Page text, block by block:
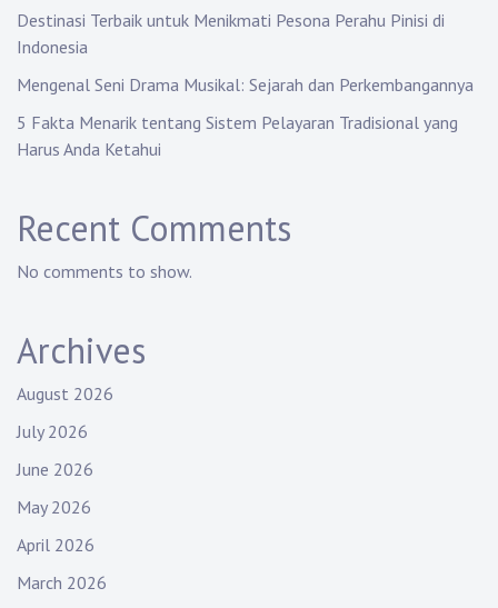
Destinasi Terbaik untuk Menikmati Pesona Perahu Pinisi di
Indonesia
Mengenal Seni Drama Musikal: Sejarah dan Perkembangannya
5 Fakta Menarik tentang Sistem Pelayaran Tradisional yang
Harus Anda Ketahui
Recent Comments
No comments to show.
Archives
August 2026
July 2026
June 2026
May 2026
April 2026
March 2026